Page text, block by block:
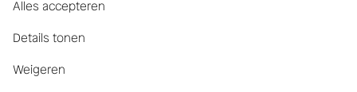
Alles accepteren
Details tonen
Weigeren